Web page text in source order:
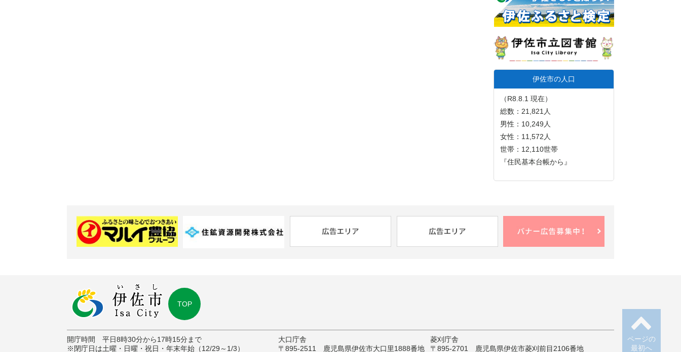
伊佐市の人口
（R8.8.1 現在）
総数：21,821人
男性：10,249人
女性：11,572人
世帯：12,110世帯
『住民基本台帳から』
ページの
最初へ
TOP
開庁時間 平日8時30分から17時15分まで
※閉庁日は土曜・日曜・祝日・年末年始（12/29～1/3）
大口庁舎
〒895-2511 鹿児島県伊佐市大口里1888番地
菱刈庁舎
〒895-2701 鹿児島県伊佐市菱刈前目2106番地